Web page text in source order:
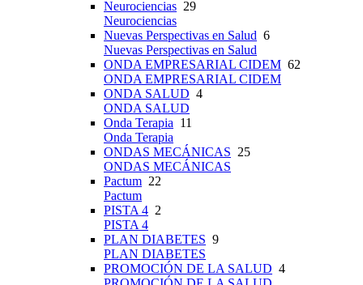
Neurociencias 29
Neurociencias
Nuevas Perspectivas en Salud 6
Nuevas Perspectivas en Salud
ONDA EMPRESARIAL CIDEM 62
ONDA EMPRESARIAL CIDEM
ONDA SALUD 4
ONDA SALUD
Onda Terapia 11
Onda Terapia
ONDAS MECÁNICAS 25
ONDAS MECÁNICAS
Pactum 22
Pactum
PISTA 4 2
PISTA 4
PLAN DIABETES 9
PLAN DIABETES
PROMOCIÓN DE LA SALUD 4